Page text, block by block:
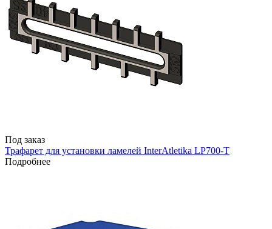
Под заказ
Трафарет для установки ламелей InterAtletika LP700-T
Подробнее